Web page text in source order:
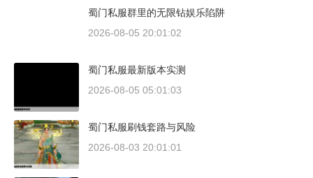
蜀门私服群里的无限钻娱乐陷阱
2026-08-05 20:01:02
蜀门私服最新版本实测
2026-08-05 05:01:03
蜀门私服刷钱套路与风险
2026-08-03 20:01:01